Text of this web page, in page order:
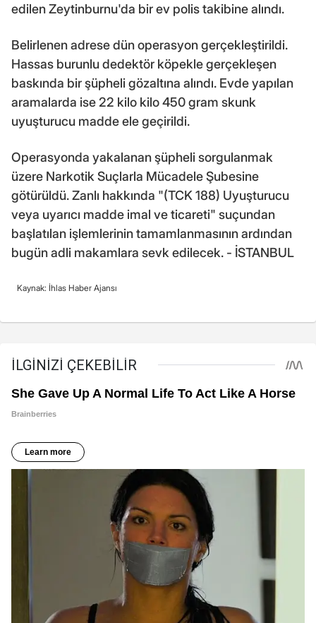
edilen Zeytinburnu'da bir ev polis takibine alındı.
Belirlenen adrese dün operasyon gerçekleştirildi.
Hassas burunlu dedektör köpekle gerçekleşen
baskında bir şüpheli gözaltına alındı. Evde yapılan
aramalarda ise 22 kilo kilo 450 gram skunk
uyuşturucu madde ele geçirildi.
Operasyonda yakalanan şüpheli sorgulanmak
üzere Narkotik Suçlarla Mücadele Şubesine
götürüldü. Zanlı hakkında "(TCK 188) Uyuşturucu
veya uyarıcı madde imal ve ticareti" suçundan
başlatılan işlemlerinin tamamlanmasının ardından
bugün adli makamlara sevk edilecek. - İSTANBUL
Kaynak: İhlas Haber Ajansı